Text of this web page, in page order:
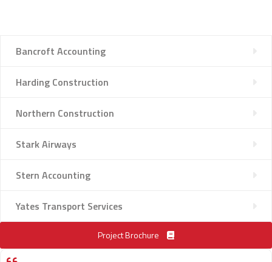
Bancroft Accounting
Harding Construction
Northern Construction
Stark Airways
Stern Accounting
Yates Transport Services
Project Brochure